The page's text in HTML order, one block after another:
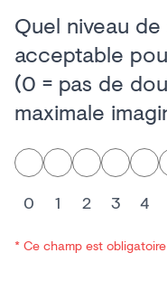
Quel niveau
acceptable
(0 = pas de
maximale
0 1 2 3 4
* Ce champ est obligatoire